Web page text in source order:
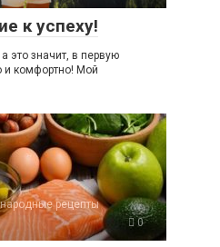
к успеху!
это значит, в первую
и комфортно! Мой
рецепты
0